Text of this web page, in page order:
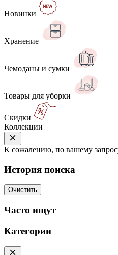
Новинки
Хранение
Чемоданы и сумки
Товары для уборки
Скидки
Коллекции
К сожалению, по вашему
История поиска
Очистить
Часто ищут
Категории